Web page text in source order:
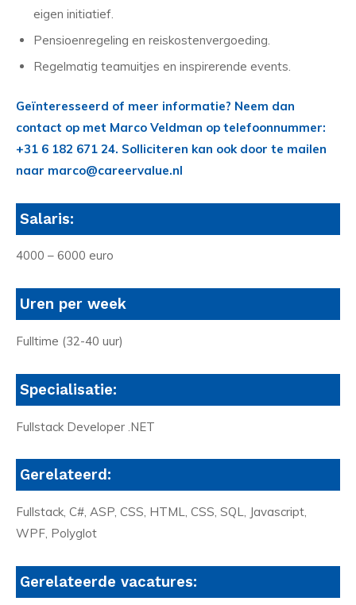
eigen initiatief.
Pensioenregeling en reiskostenvergoeding.
Regelmatig teamuitjes en inspirerende events.
Geïnteresseerd of meer informatie? Neem dan
contact op met Marco Veldman op telefoonnummer:
+31 6 182 671 24. Solliciteren kan ook door te mailen
naar marco@careervalue.nl
Salaris:
4000 – 6000 euro
Uren per week
Fulltime (32-40 uur)
Specialisatie:
Fullstack Developer .NET
Gerelateerd:
Fullstack, C#, ASP, CSS, HTML, CSS, SQL, Javascript,
WPF, Polyglot
Gerelateerde vacatures: